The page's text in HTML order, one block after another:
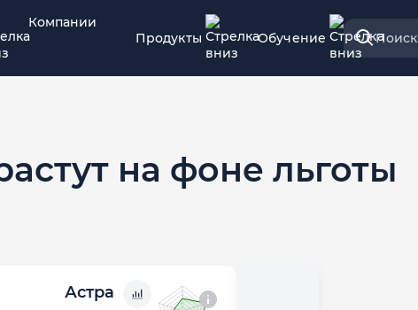
Компании
Продукты
Обучение Поиск
на фоне льготы
Астра